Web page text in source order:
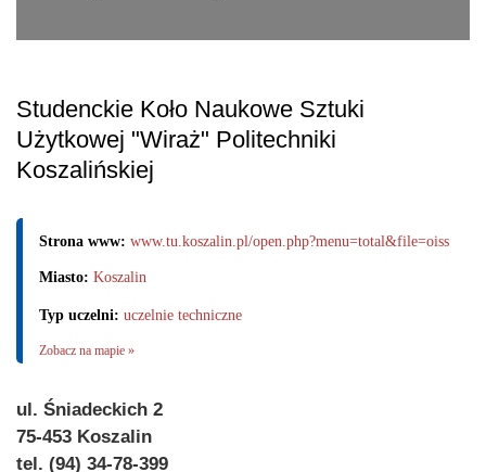
Studenckie Koło Naukowe Sztuki
Użytkowej "Wiraż" Politechniki
Koszalińskiej
Strona www: www.tu.koszalin.pl/open.php?menu=total&file=oiss
Miasto: Koszalin
Typ uczelni: uczelnie techniczne
Zobacz na mapie »
ul. Śniadeckich 2
75-453 Koszalin
tel. (94) 34-78-399